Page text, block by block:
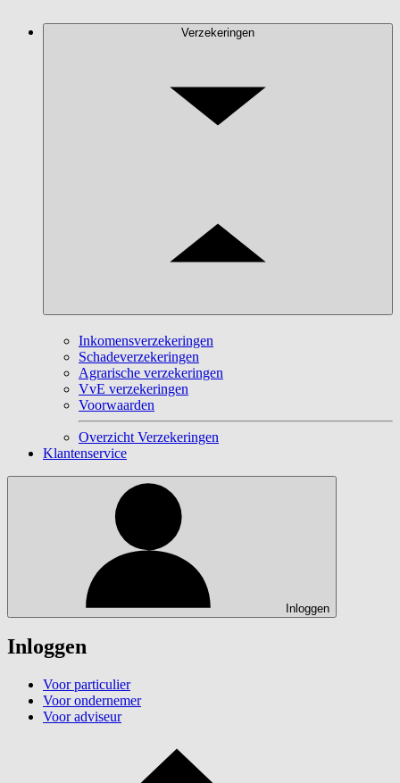
Verzekeringen
Inkomensverzekeringen
Schadeverzekeringen
Agrarische verzekeringen
VvE verzekeringen
Voorwaarden
Overzicht Verzekeringen
Klantenservice
Inloggen
Inloggen
Voor particulier
Voor ondernemer
Voor adviseur